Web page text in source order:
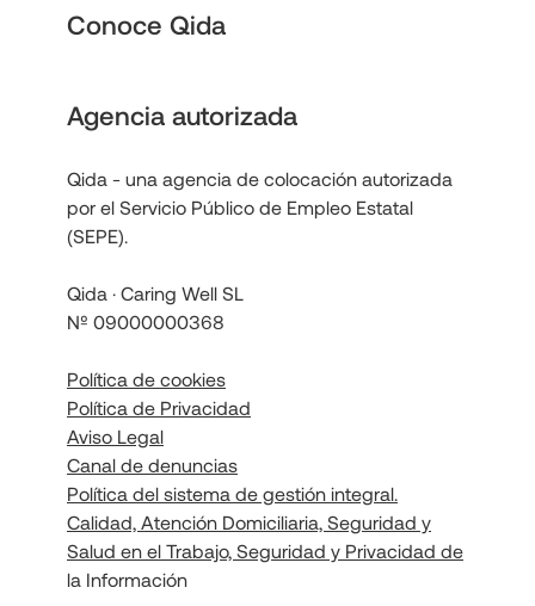
Conoce Qida
Agencia autorizada
Qida - una agencia de colocación autorizada
por el Servicio Público de Empleo Estatal
(SEPE).
Qida · Caring Well SL
Nº 09000000368
Política de cookies
Política de Privacidad
Aviso Legal
Canal de denuncias
Política del sistema de gestión integral.
Calidad, Atención Domiciliaria, Seguridad y
Salud en el Trabajo, Seguridad y Privacidad de
la Información